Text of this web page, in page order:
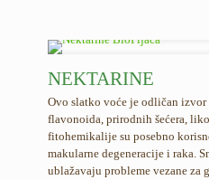
NEKTARINE
Ovo slatko voće je odličan
flavonoida, prirodnih šećera,
fitohemikalije su posebno
makularne degeneracije i raka.
ublažavaju probleme vezane za